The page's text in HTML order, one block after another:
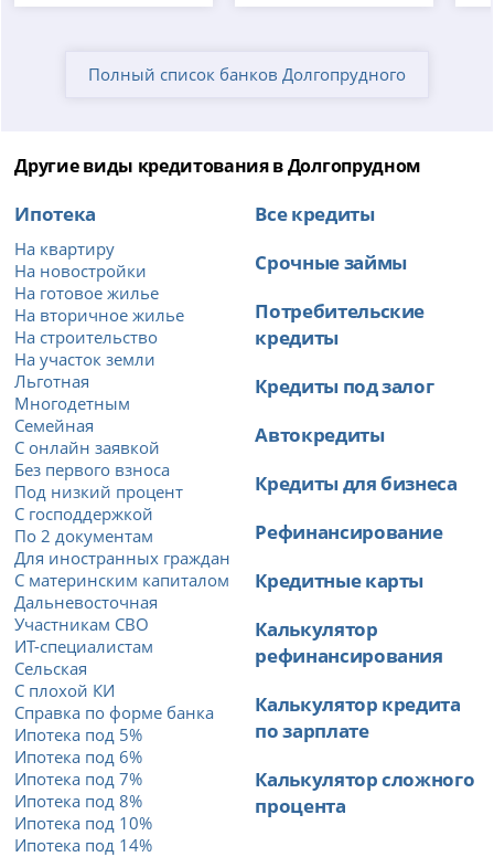
Полный список банков Долгопрудного
Другие виды кредитования в Долгопрудном
Ипотека
На квартиру
На новостройки
На готовое жилье
На вторичное жилье
На строительство
На участок земли
Льготная
Многодетным
Семейная
С онлайн заявкой
Без первого взноса
Под низкий процент
С господдержкой
По 2 документам
Для иностранных граждан
С материнским капиталом
Дальневосточная
Участникам СВО
ИТ-специалистам
Сельская
С плохой КИ
Справка по форме банка
Ипотека под 5%
Ипотека под 6%
Ипотека под 7%
Ипотека под 8%
Ипотека под 10%
Ипотека под 14%
Все кредиты
Срочные займы
Потребительские
кредиты
Кредиты под залог
Автокредиты
Кредиты для бизнеса
Рефинансирование
Кредитные карты
Калькулятор
рефинансирования
Калькулятор кредита
по зарплате
Калькулятор сложного
процента